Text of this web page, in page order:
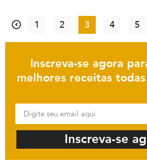
1 2 3 4 5
Inscreva-se agora
melhores receitas todas
Inscreva-se